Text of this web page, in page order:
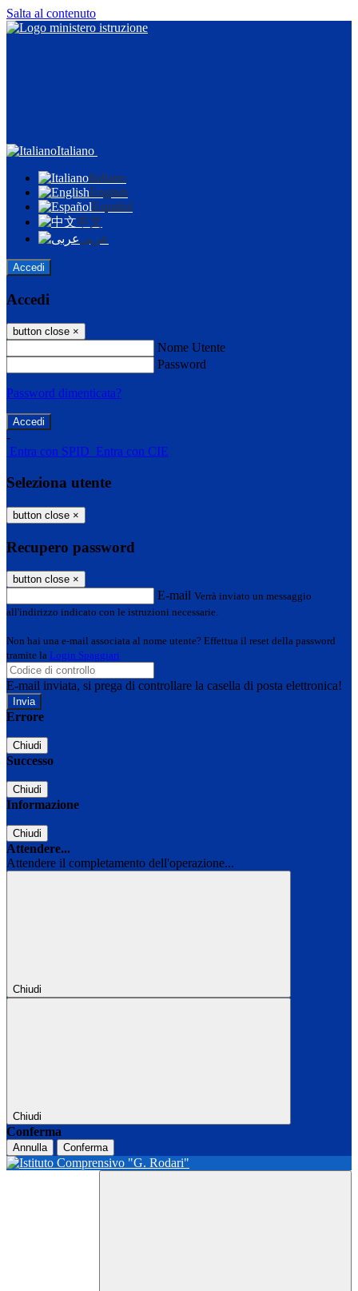
Salta al contenuto
Italiano
Italiano
English
Español
中文
عربى
Accedi
Accedi
button close ×
Nome Utente
Password
Password dimenticata?
-
Entra con SPID Entra con CIE
Seleziona utente
button close ×
Recupero password
button close ×
E-mail Verrà inviato un messaggio
all'indirizzo indicato con le istruzioni necessarie.
Non hai una e-mail associata al nome utente? Effettua il reset della password
tramite la Login Spaggiari
E-mail inviata, si prega di controllare la casella di posta elettronica!
Errore
Chiudi
Successo
Chiudi
Informazione
Chiudi
Attendere...
Attendere il completamento dell'operazione...
Chiudi
Chiudi
Conferma
Annulla Conferma